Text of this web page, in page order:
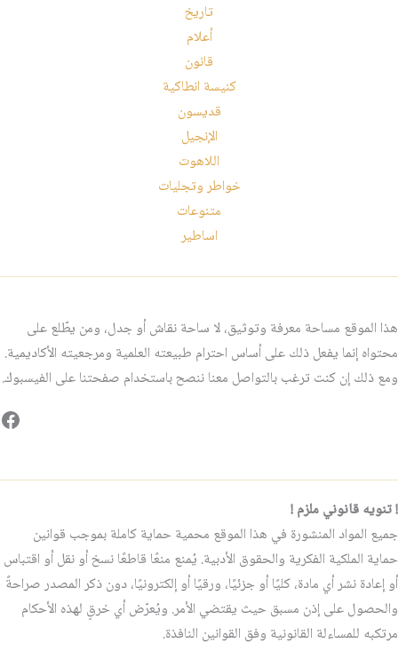
تاريخ
أعلام
قانون
كنيسة انطاكية
قديسون
الإنجيل
اللاهوت
خواطر وتجليات
متنوعات
اساطير
هذا الموقع مساحة معرفة وتوثيق، لا ساحة نقاش أو جدل، ومن يطّلع على
محتواه إنما يفعل ذلك على أساس احترام طبيعته العلمية ومرجعيته الأكاديمية.
ومع ذلك إن كنت ترغب بالتواصل معنا ننصح باستخدام صفحتنا على الفيسبوك.
! تنويه قانوني ملزم !
جميع المواد المنشورة في هذا الموقع محمية حماية كاملة بموجب قوانين
حماية الملكية الفكرية والحقوق الأدبية. يُمنع منعًا قاطعًا نسخ أو نقل أو اقتباس
أو إعادة نشر أي مادة، كليًا أو جزئيًا، ورقيًا أو إلكترونيًا، دون ذكر المصدر صراحةً
والحصول على إذن مسبق حيث يقتضي الأمر. ويُعرّض أي خرقٍ لهذه الأحكام
مرتكبه للمساءلة القانونية وفق القوانين النافذة.